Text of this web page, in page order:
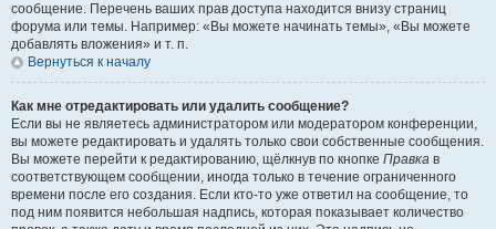
сообщение. Перечень ваших прав доступа находится внизу страниц
форума или темы. Например: «Вы можете начинать темы», «Вы можете
добавлять вложения» и т. п.
Вернуться к началу
Как мне отредактировать или удалить сообщение?
Если вы не являетесь администратором или модератором конференции,
вы можете редактировать и удалять только свои собственные сообщения.
Вы можете перейти к редактированию, щёлкнув по кнопке Правка в
соответствующем сообщении, иногда только в течение ограниченного
времени после его создания. Если кто-то уже ответил на сообщение, то
под ним появится небольшая надпись, которая показывает количество